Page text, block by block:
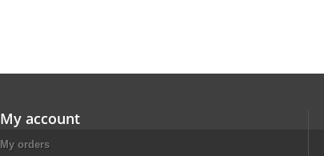
My account
My orders